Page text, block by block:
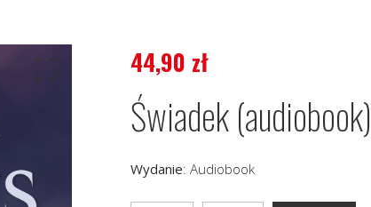
44,90 zł
Świadek (audiobook)
Wydanie: Audiobook